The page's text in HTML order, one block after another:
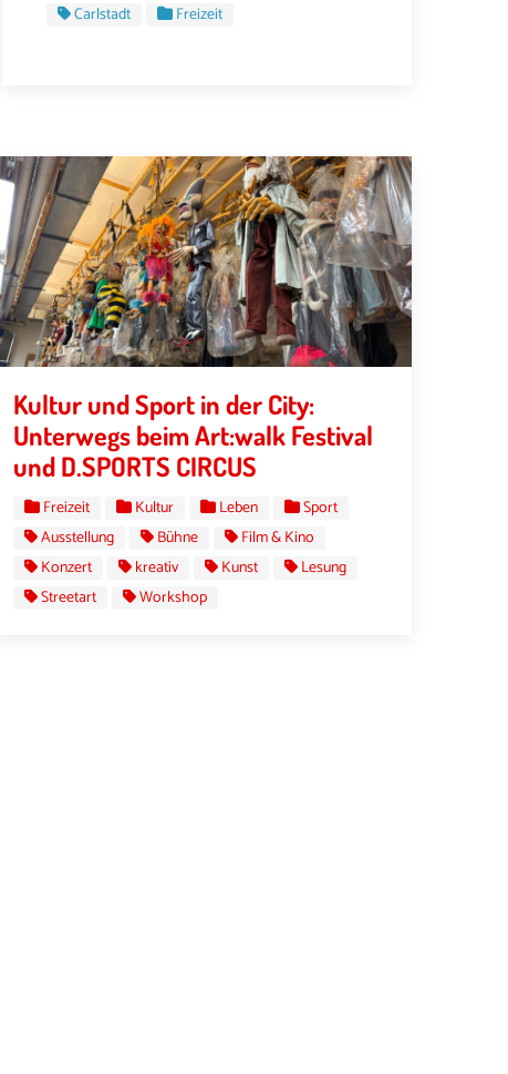
Carlstadt
Freizeit
Kultur und Sport in der City:
Unterwegs beim Art:walk Festival
und D.SPORTS CIRCUS
Freizeit Kultur Leben
Sport
Ausstellung
Bühne
Film & Kino
Konzert
kreativ Kunst
Lesung
Streetart
Workshop